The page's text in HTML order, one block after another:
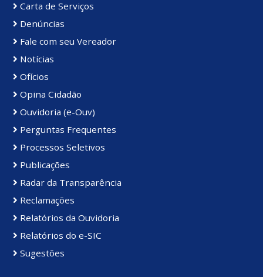
Carta de Serviços
Denúncias
Fale com seu Vereador
Notícias
Ofícios
Opina Cidadão
Ouvidoria (e-Ouv)
Perguntas Frequentes
Processos Seletivos
Publicações
Radar da Transparência
Reclamações
Relatórios da Ouvidoria
Relatórios do e-SIC
Sugestões